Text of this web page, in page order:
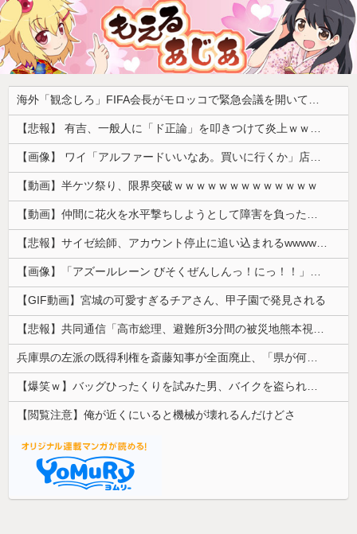
海外「観念しろ」FIFA会長がモロッコで緊急会議を開いて海外大騒ぎ！（海外の反応）
【悲報】 有吉、一般人に「ド正論」を叩きつけて炎上ｗｗｗｗｗｗｗｗ
【画像】 ワイ「アルファードいいなあ。買いに行くか」店員「ほいっ見積もりな！」ワイ「金額おかしくね？」←お前らもそう思うよな？？？？？
【動画】半ケツ祭り、限界突破ｗｗｗｗｗｗｗｗｗｗｗｗｗ
【動画】仲間に花火を水平撃ちしようとして障害を負ったかもしれない事故。
【悲報】サイゼ絵師、アカウント停止に追い込まれるwwwwwww
【画像】「アズールレーン びそくぜんしんっ！にっ！！」、マジのガチでシコらせにくるｗｗｗｗｗ
【GIF動画】宮城の可愛すぎるチアさん、甲子園で発見される
【悲報】共同通信「高市総理、避難所3分間の被災地熊本視察動画に批判！」 → 内閣報道官「避難所視察は51分間！大変な状況の中で、1時間近く受け入れていただき、感謝！」
兵庫県の左派の既得利権を斎藤知事が全面廃止、「県が何をするねん？」と存在意義そのものが不明で……
【爆笑ｗ】バッグひったくりを試みた男、バイクを盗られる！
【閲覧注意】俺が近くにいると機械が壊れるんだけどさ